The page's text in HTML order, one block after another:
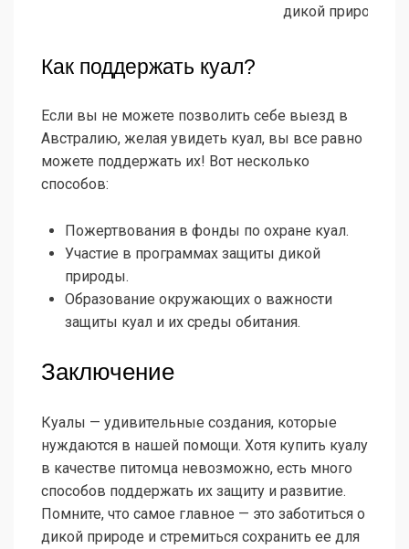
дикой природе.
Как поддержать куал?
Если вы не можете позволить себе выезд в
Австралию, желая увидеть куал, вы все равно
можете поддержать их! Вот несколько
способов:
Пожертвования в фонды по охране куал.
Участие в программах защиты дикой
природы.
Образование окружающих о важности
защиты куал и их среды обитания.
Заключение
Куалы — удивительные создания, которые
нуждаются в нашей помощи. Хотя купить куалу
в качестве питомца невозможно, есть много
способов поддержать их защиту и развитие.
Помните, что самое главное — это заботиться о
дикой природе и стремиться сохранить ее для